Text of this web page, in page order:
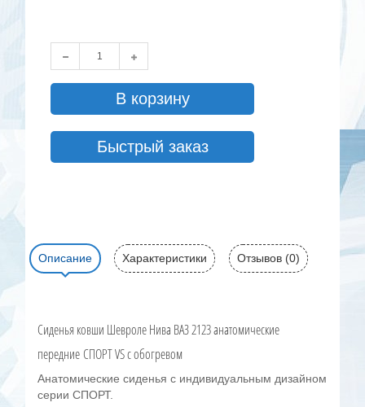
В корзину
Быстрый заказ
Описание Характеристики Отзывов (0)
Сиденья ковши Шевроле Нива ВАЗ 2123 анатомические
передние СПОРТ VS с обогревом
Анатомические сиденья с индивидуальным дизайном
серии СПОРТ.